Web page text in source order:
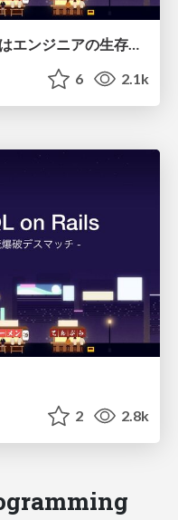
AI時代におけるSRE、 あるいはエンジニアの生存戦略
6 2.1k
2 2.8k